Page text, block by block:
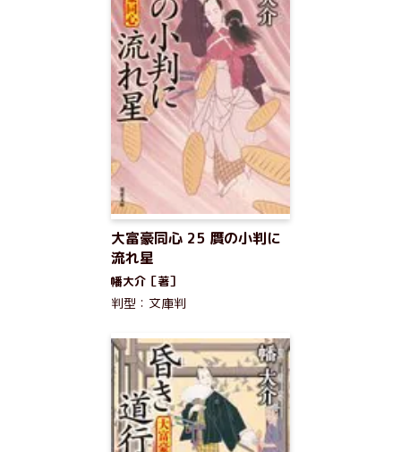
大富豪同心 25 贋の小判に
流れ星
幡大介［著］
判型：文庫判